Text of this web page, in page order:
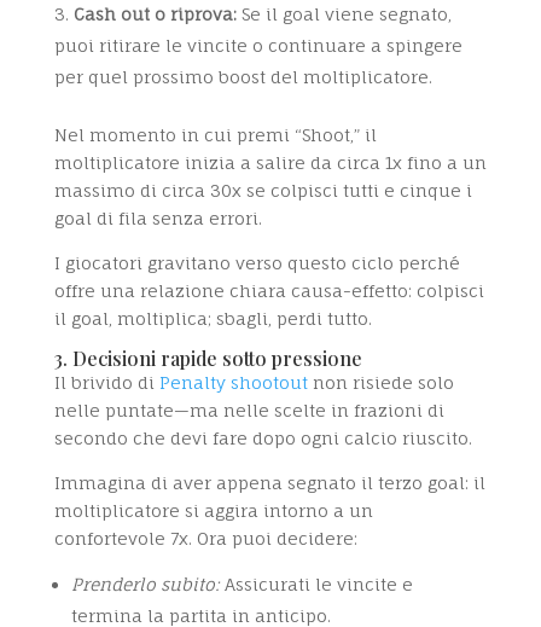
Cash out o riprova:Se il goal viene segnato,
puoi ritirare le vincite o continuare a spingere
per quel prossimo boost del moltiplicatore.
Nel momento in cui premi “Shoot,” il
moltiplicatore inizia a salire da circa 1x fino a un
massimo di circa 30x se colpisci tutti e cinque i
goal di fila senza errori.
I giocatori gravitano verso questo ciclo perché
offre una relazione chiara causa-effetto: colpisci
il goal, moltiplica; sbagli, perdi tutto.
3. Decisioni rapide sotto pressione
Il brivido di Penalty shootoutnon risiede solo
nelle puntate—ma nelle scelte in frazioni di
secondo che devi fare dopo ogni calcio riuscito.
Immagina di aver appena segnato il terzo goal: il
moltiplicatore si aggira intorno a un
confortevole 7x. Ora puoi decidere:
Prenderlo subito:Assicurati le vincite e
termina la partita in anticipo.